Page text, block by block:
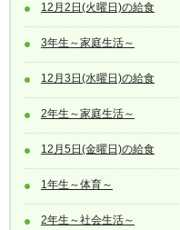
12月2日(火曜日)の給食
3年生～家庭生活～
12月3日(水曜日)の給食
2年生～家庭生活～
12月5日(金曜日)の給食
1年生～体育～
2年生～社会生活～